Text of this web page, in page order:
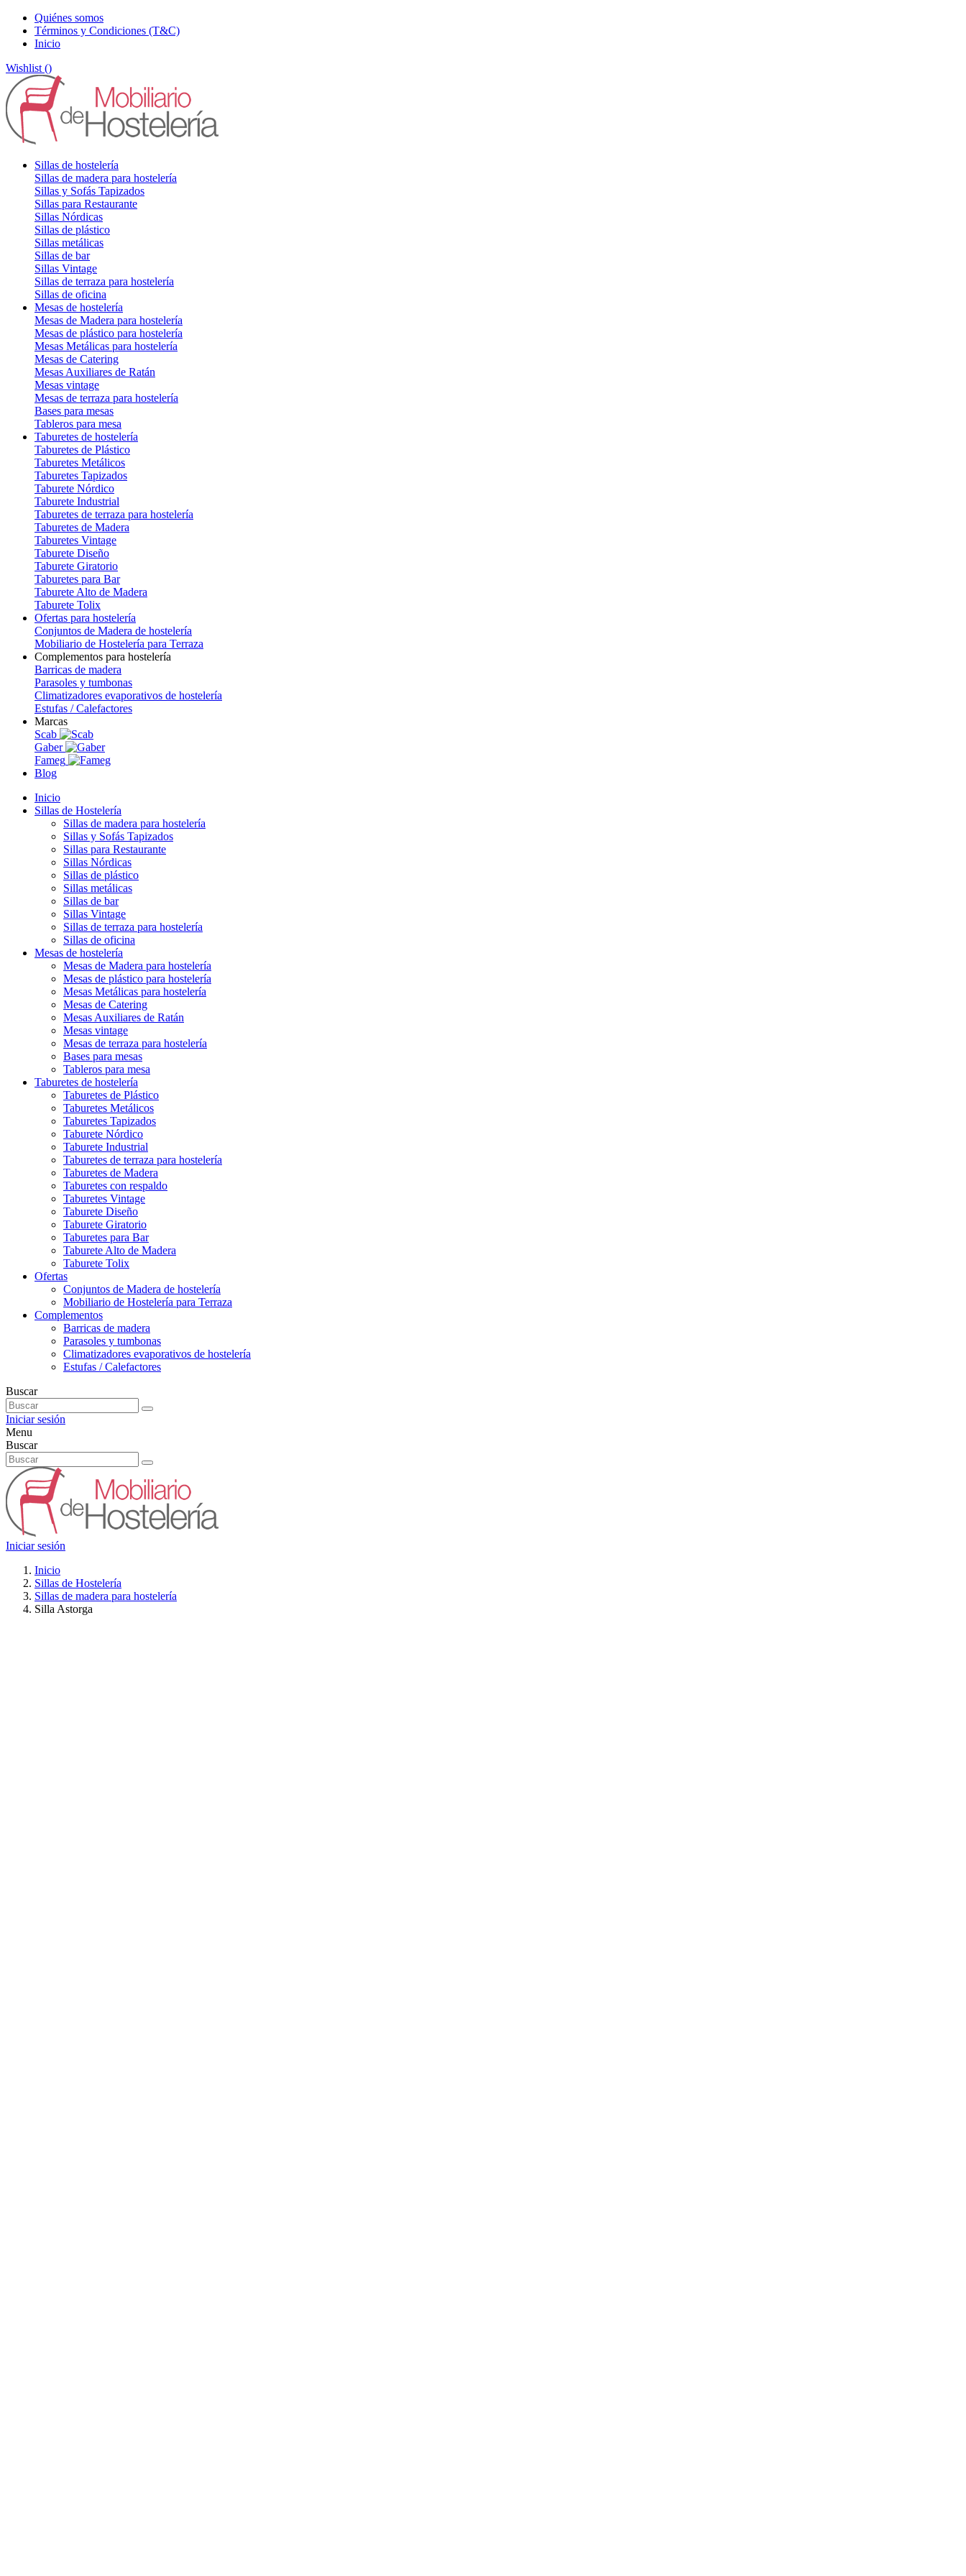
Quiénes somos
Términos y Condiciones (T&C)
Inicio
Wishlist ()
Sillas de hostelería
Sillas de madera para hostelería
Sillas y Sofás Tapizados
Sillas para Restaurante
Sillas Nórdicas
Sillas de plástico
Sillas metálicas
Sillas de bar
Sillas Vintage
Sillas de terraza para hostelería
Sillas de oficina
Mesas de hostelería
Mesas de Madera para hostelería
Mesas de plástico para hostelería
Mesas Metálicas para hostelería
Mesas de Catering
Mesas Auxiliares de Ratán
Mesas vintage
Mesas de terraza para hostelería
Bases para mesas
Tableros para mesa
Taburetes de hostelería
Taburetes de Plástico
Taburetes Metálicos
Taburetes Tapizados
Taburete Nórdico
Taburete Industrial
Taburetes de terraza para hostelería
Taburetes de Madera
Taburetes Vintage
Taburete Diseño
Taburete Giratorio
Taburetes para Bar
Taburete Alto de Madera
Taburete Tolix
Ofertas para hostelería
Conjuntos de Madera de hostelería
Mobiliario de Hostelería para Terraza
Complementos para hostelería
Barricas de madera
Parasoles y tumbonas
Climatizadores evaporativos de hostelería
Estufas / Calefactores
Marcas
Scab
Gaber
Fameg
Blog
Inicio
Sillas de Hostelería
Sillas de madera para hostelería
Sillas y Sofás Tapizados
Sillas para Restaurante
Sillas Nórdicas
Sillas de plástico
Sillas metálicas
Sillas de bar
Sillas Vintage
Sillas de terraza para hostelería
Sillas de oficina
Mesas de hostelería
Mesas de Madera para hostelería
Mesas de plástico para hostelería
Mesas Metálicas para hostelería
Mesas de Catering
Mesas Auxiliares de Ratán
Mesas vintage
Mesas de terraza para hostelería
Bases para mesas
Tableros para mesa
Taburetes de hostelería
Taburetes de Plástico
Taburetes Metálicos
Taburetes Tapizados
Taburete Nórdico
Taburete Industrial
Taburetes de terraza para hostelería
Taburetes de Madera
Taburetes con respaldo
Taburetes Vintage
Taburete Diseño
Taburete Giratorio
Taburetes para Bar
Taburete Alto de Madera
Taburete Tolix
Ofertas
Conjuntos de Madera de hostelería
Mobiliario de Hostelería para Terraza
Complementos
Barricas de madera
Parasoles y tumbonas
Climatizadores evaporativos de hostelería
Estufas / Calefactores
Buscar
Iniciar sesión
Menu
Buscar
Iniciar sesión
Inicio
Sillas de Hostelería
Sillas de madera para hostelería
Silla Astorga